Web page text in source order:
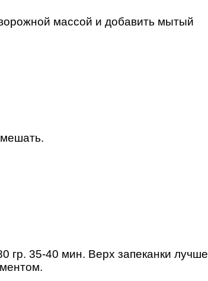
массой и добавить мытый
гр. 35-40 мин. Верх запеканки лучше